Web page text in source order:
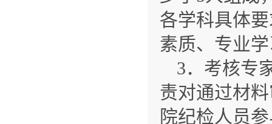
各学科具体
素质、专业
3．考核专
责对通过材
院纪检人员